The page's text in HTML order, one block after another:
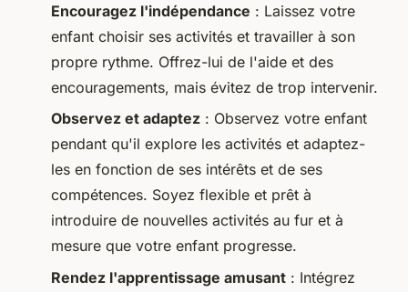
Encouragez l'indépendance : Laissez votre
enfant choisir ses activités et travailler à son
propre rythme. Offrez-lui de l'aide et des
encouragements, mais évitez de trop intervenir.
Observez et adaptez : Observez votre enfant
pendant qu'il explore les activités et adaptez-
les en fonction de ses intérêts et de ses
compétences. Soyez flexible et prêt à
introduire de nouvelles activités au fur et à
mesure que votre enfant progresse.
Rendez l'apprentissage amusant : Intégrez